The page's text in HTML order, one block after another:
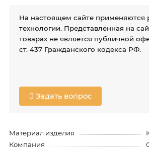
На настоящем сайте применяются
технологии. Представленная на
товарах не является публичной
ст. 437 Гражданского кодекса РФ.
Задать вопрос
Материал изделия
Компания